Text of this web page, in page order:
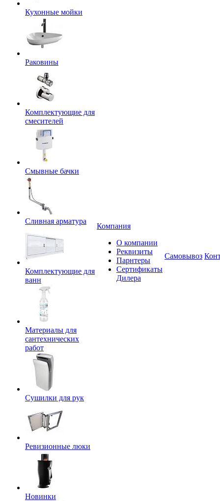
Кухонные мойки
Раковины
Комплектующие для
смесителей
Смывные бачки
Сливная арматура
Комплектующие для
ванн
Материалы для
сантехнических
работ
Сушилки для рук
Ревизионные люки
Новинки
Компания
О компании
Реквизиты
Парнтеры
Сертификаты
Дилера
Самовывоз